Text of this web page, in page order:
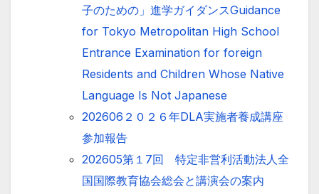
子のための」進学ガイダンスGuidance
for Tokyo Metropolitan High School
Entrance Examination for foreign
Residents and Children Whose Native
Language Is Not Japanese
202606２０２６年DLA実施者養成講座
参加報告
202605第１7回 特定非営利活動法人全
国国際教育協会総会と講演会の案内